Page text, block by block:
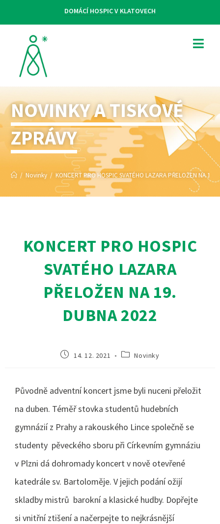
DOMÁCÍ HOSPIC V KLATOVECH
NOVINKY A TISKOVÉ
ZPRÁVY
/ Novinky / KONCERT PRO HOSPIC SVATÉHO LAZARA PŘELOŽEN NA 19.
KONCERT PRO HOSPIC
SVATÉHO LAZARA
PŘELOŽEN NA 19.
DUBNA 2022
14. 12. 2021 Novinky
Původně adventní koncert jsme byli nuceni přeložit
na duben. Téměř stovka studentů hudebních
gymnázií z Prahy a rakouského Lince společně se
studenty pěveckého sboru při Církevním gymnáziu
v Plzni dá dohromady koncert v nově otevřené
katedrále sv. Bartoloměje. V jejich podání ožijí
skladby mistrů barokní a klasické hudby. Dopřejte
si vnitřní ztišení a načerpejte to nejkrásnější